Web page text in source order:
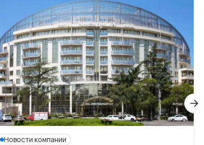
Новости компании